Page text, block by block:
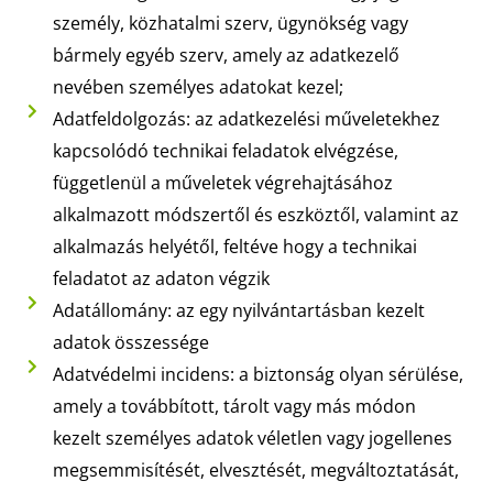
személy, közhatalmi szerv, ügynökség vagy
bármely egyéb szerv, amely az adatkezelő
nevében személyes adatokat kezel;
Adatfeldolgozás: az adatkezelési műveletekhez
kapcsolódó technikai feladatok elvégzése,
függetlenül a műveletek végrehajtásához
alkalmazott módszertől és eszköztől, valamint az
alkalmazás helyétől, feltéve hogy a technikai
feladatot az adaton végzik
Adatállomány: az egy nyilvántartásban kezelt
adatok összessége
Adatvédelmi incidens: a biztonság olyan sérülése,
amely a továbbított, tárolt vagy más módon
kezelt személyes adatok véletlen vagy jogellenes
megsemmisítését, elvesztését, megváltoztatását,